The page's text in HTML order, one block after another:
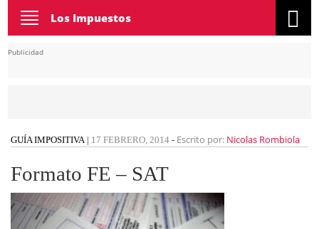
Toggle
navigation
Los Impuestos
Publicidad
GUÍA IMPOSITIVA| 17 FEBRERO, 2014 - Escrito por: Nicolas Rombiola
Formato FE – SAT